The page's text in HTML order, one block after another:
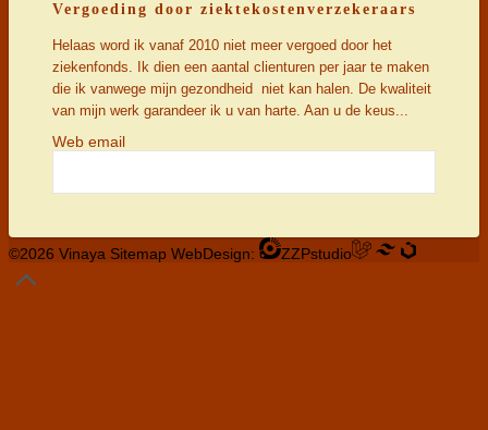
Vergoeding door ziektekostenverzekeraars
Helaas word ik vanaf 2010 niet meer vergoed door het
ziekenfonds. Ik dien een aantal clienturen per jaar te maken
die ik vanwege mijn gezondheid niet kan halen. De kwaliteit
van mijn werk garandeer ik u van harte. Aan u de keus...
Web email
©2026 Vinaya Sitemap WebDesign: ZZPstudio